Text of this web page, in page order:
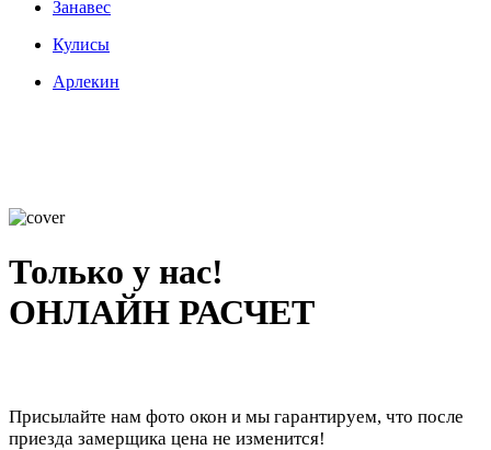
Занавес
Кулисы
Арлекин
Только у нас!
ОНЛАЙН РАСЧЕТ
Присылайте нам фото окон и мы гарантируем, что после
приезда замерщика цена не изменится!